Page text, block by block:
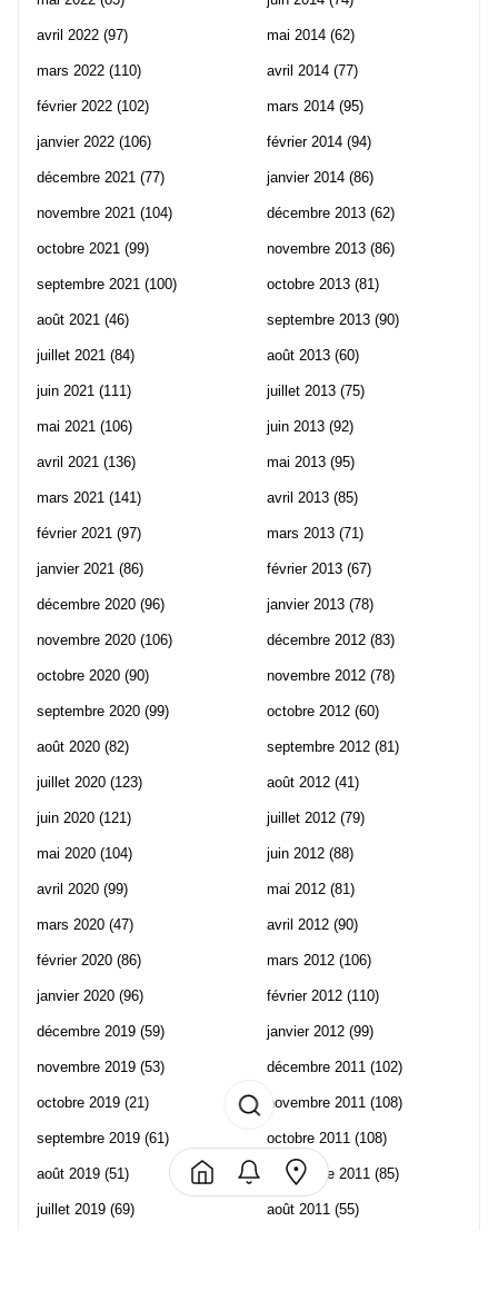
avril 2022 (97)
mars 2022 (110)
février 2022 (102)
janvier 2022 (106)
décembre 2021 (77)
novembre 2021 (104)
octobre 2021 (99)
septembre 2021 (100)
août 2021 (46)
juillet 2021 (84)
juin 2021 (111)
mai 2021 (106)
avril 2021 (136)
mars 2021 (141)
février 2021 (97)
janvier 2021 (86)
décembre 2020 (96)
novembre 2020 (106)
octobre 2020 (90)
septembre 2020 (99)
août 2020 (82)
juillet 2020 (123)
juin 2020 (121)
mai 2020 (104)
avril 2020 (99)
mars 2020 (47)
février 2020 (86)
janvier 2020 (96)
décembre 2019 (59)
novembre 2019 (53)
octobre 2019 (21)
septembre 2019 (61)
août 2019 (51)
juillet 2019 (69)
mai 2014 (62)
avril 2014 (77)
mars 2014 (95)
février 2014 (94)
janvier 2014 (86)
décembre 2013 (62)
novembre 2013 (86)
octobre 2013 (81)
septembre 2013 (90)
août 2013 (60)
juillet 2013 (75)
juin 2013 (92)
mai 2013 (95)
avril 2013 (85)
mars 2013 (71)
février 2013 (67)
janvier 2013 (78)
décembre 2012 (83)
novembre 2012 (78)
octobre 2012 (60)
septembre 2012 (81)
août 2012 (41)
juillet 2012 (79)
juin 2012 (88)
mai 2012 (81)
avril 2012 (90)
mars 2012 (106)
février 2012 (110)
janvier 2012 (99)
décembre 2011 (102)
novembre 2011 (108)
octobre 2011 (108)
septembre 2011 (85)
août 2011 (55)